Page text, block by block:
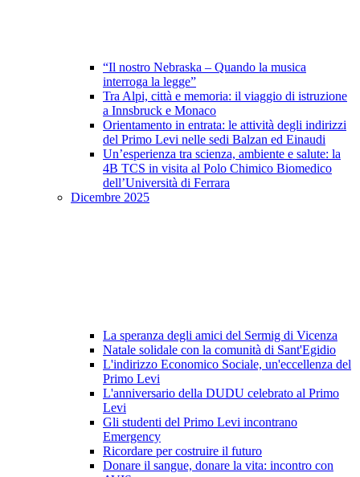
“Il nostro Nebraska – Quando la musica
interroga la legge”
Tra Alpi, città e memoria: il viaggio di istruzione
a Innsbruck e Monaco
Orientamento in entrata: le attività degli indirizzi
del Primo Levi nelle sedi Balzan ed Einaudi
Un’esperienza tra scienza, ambiente e salute: la
4B TCS in visita al Polo Chimico Biomedico
dell’Università di Ferrara
Dicembre 2025
La speranza degli amici del Sermig di Vicenza
Natale solidale con la comunità di Sant'Egidio
L'indirizzo Economico Sociale, un'eccellenza del
Primo Levi
L'anniversario della DUDU celebrato al Primo
Levi
Gli studenti del Primo Levi incontrano
Emergency
Ricordare per costruire il futuro
Donare il sangue, donare la vita: incontro con